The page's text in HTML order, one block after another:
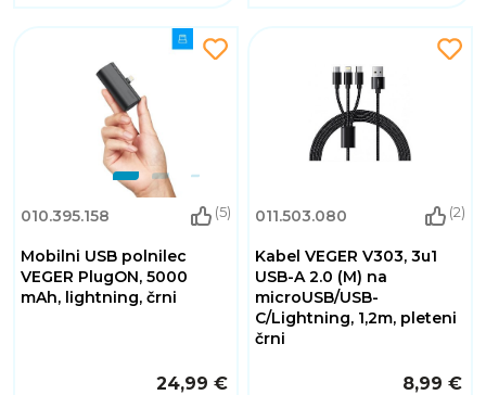
010.395.158 (5)
Mobilni USB polnilec
VEGER PlugON, 5000
mAh, lightning, črni
24,99 €
011.503.080 (2)
Kabel VEGER V303, 3u1
USB-A 2.0 (M) na
microUSB/USB-
C/Lightning, 1,2m, pleteni
črni
8,99 €